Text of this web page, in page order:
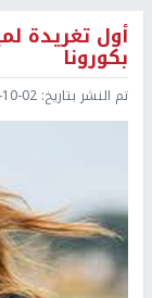
أول تغريدة
بكورونا
تم النشر بتاريخ: 10:27